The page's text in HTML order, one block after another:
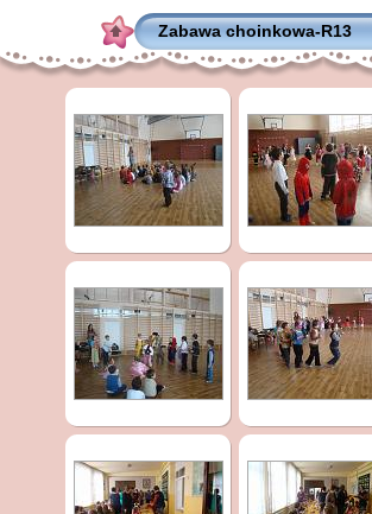
Zabawa choinkowa-R13